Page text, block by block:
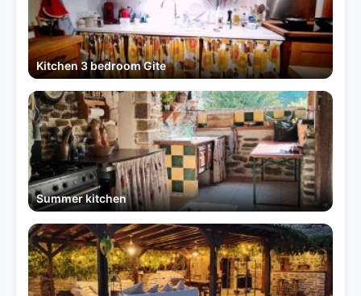
Kitchen 3 bedroom Gite
Summer kitchen